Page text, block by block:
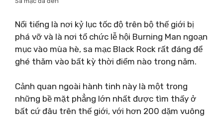
Nổi tiếng là nơi kỷ lục tốc độ trên bộ thế giới bị
phá vỡ và là nơi tổ chức lễ hội Burning Man ngoạn
mục vào mùa hè, sa mạc Black Rock rất đáng để
ghé thăm vào bất kỳ thời điểm nào trong năm.
Cảnh quan ngoài hành tinh này là một trong
những bề mặt phẳng lớn nhất được tìm thấy ở
bất cứ đâu trên thế giới, với hơn 200 dặm vuông